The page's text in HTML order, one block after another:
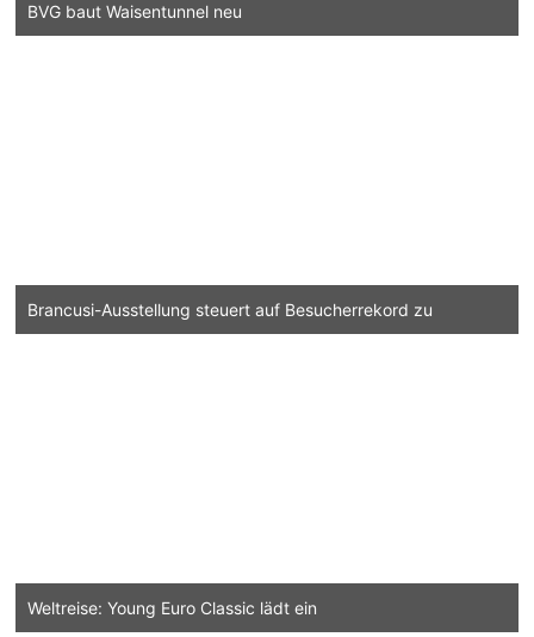
BVG baut Waisentunnel neu
Brancusi-Ausstellung steuert auf Besucherrekord zu
Weltreise: Young Euro Classic lädt ein